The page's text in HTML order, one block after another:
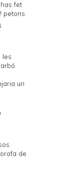
fet
les
un
de